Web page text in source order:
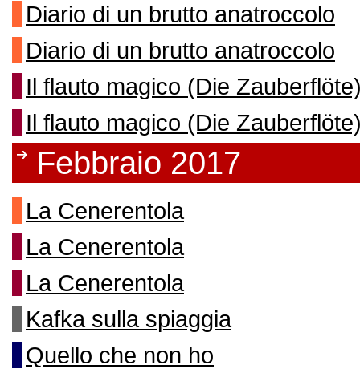
Diario di un brutto anatroccolo
Diario di un brutto anatroccolo
Il flauto magico (Die
Il flauto magico (Die
Febbraio 2017
La Cenerentola
La Cenerentola
La Cenerentola
Kafka sulla spiaggia
Quello che non ho